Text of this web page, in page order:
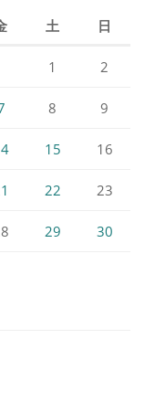
土 日
1 2
8 9
15 16
22 23
29 30